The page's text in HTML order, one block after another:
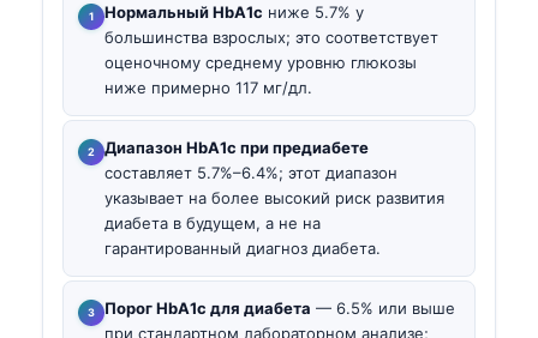
Нормальный HbA1c ниже 5.7% у
большинства взрослых; это соответствует
оценочному среднему уровню глюкозы
ниже примерно 117 мг/дл.
Диапазон HbA1c при предиабете
составляет 5.7%–6.4%; этот диапазон
указывает на более высокий риск развития
диабета в будущем, а не на
гарантированный диагноз диабета.
Порог HbA1c для диабета — 6.5% или выше
при стандартном лабораторном анализе;